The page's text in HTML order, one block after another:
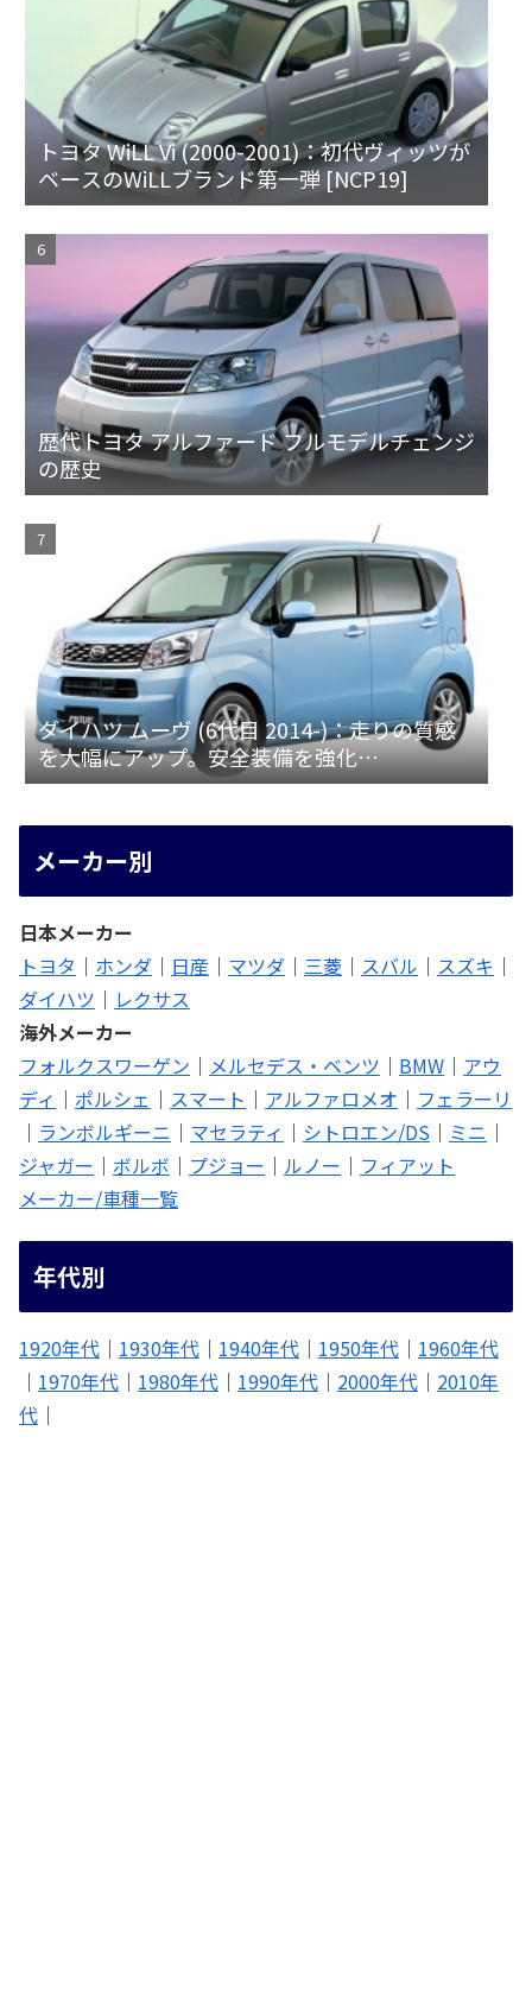
トヨタ WiLL Vi (2000-2001)：初代ヴィッツが
ベースのWiLLブランド第一弾 [NCP19]
歴代トヨタ アルファード フルモデルチェンジ
の歴史
ダイハツ ムーヴ (6代目 2014-)：走りの質感
を大幅にアップ。安全装備を強化
[LA150/160S]
メーカー別
日本メーカー
トヨタ ｜ ホンダ ｜ 日産 ｜ マツダ ｜ 三菱 ｜ スバル ｜ スズキ ｜
ダイハツ ｜ レクサス
海外メーカー
フォルクスワーゲン ｜ メルセデス・ベンツ ｜ BMW ｜ アウ
ディ ｜ ポルシェ ｜ スマート ｜ アルファロメオ ｜ フェラーリ
｜ ランボルギーニ ｜ マセラティ ｜ シトロエン/DS ｜ ミニ ｜
ジャガー ｜ ボルボ ｜ プジョー ｜ ルノー ｜ フィアット
メーカー/車種一覧
年代別
1920年代 ｜ 1930年代 ｜ 1940年代 ｜ 1950年代 ｜ 1960年代
｜ 1970年代 ｜ 1980年代 ｜ 1990年代 ｜ 2000年代 ｜ 2010年
代 ｜